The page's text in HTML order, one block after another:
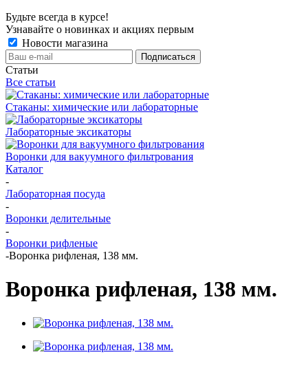
Будьте всегда в курсе!
Узнавайте о новинках и акциях первым
Новости магазина
Статьи
Все статьи
Стаканы: химические или лабораторные
Лабораторные эксикаторы
Воронки для вакуумного фильтрования
Каталог
-
Лабораторная посуда
-
Воронки делительные
-
Воронки рифленые
-Воронка рифленая, 138 мм.
Воронка рифленая, 138 мм.